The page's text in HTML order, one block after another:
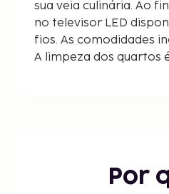
sua veia culinária. Ao
no televisor LED
fios. As comodidades
A limpeza dos quartos
SKY72 Golf Club - 12,7
Caixa de Maravilhas
Por